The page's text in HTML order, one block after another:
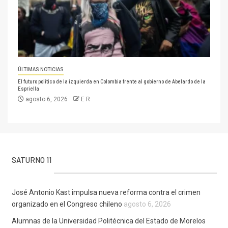
ÚLTIMAS NOTICIAS
El futuro político de la izquierda en Colombia frente al gobierno de Abelardo de la
Espriella
agosto 6, 2026 E R
SATURNO 11
José Antonio Kast impulsa nueva reforma contra el crimen
organizado en el Congreso chileno agosto 6, 2026
Alumnas de la Universidad Politécnica del Estado de Morelos